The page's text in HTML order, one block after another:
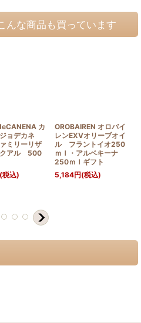
んな商品も買っています
カ
ョデカネ
リーリザ
アル 500
(税込)
OROBAIREN オロバイ
レンEXVオリーブオイ
ル フラントイオ250
ｍｌ・アルベキーナ
250ｍｌギフト
5,184円(税込)